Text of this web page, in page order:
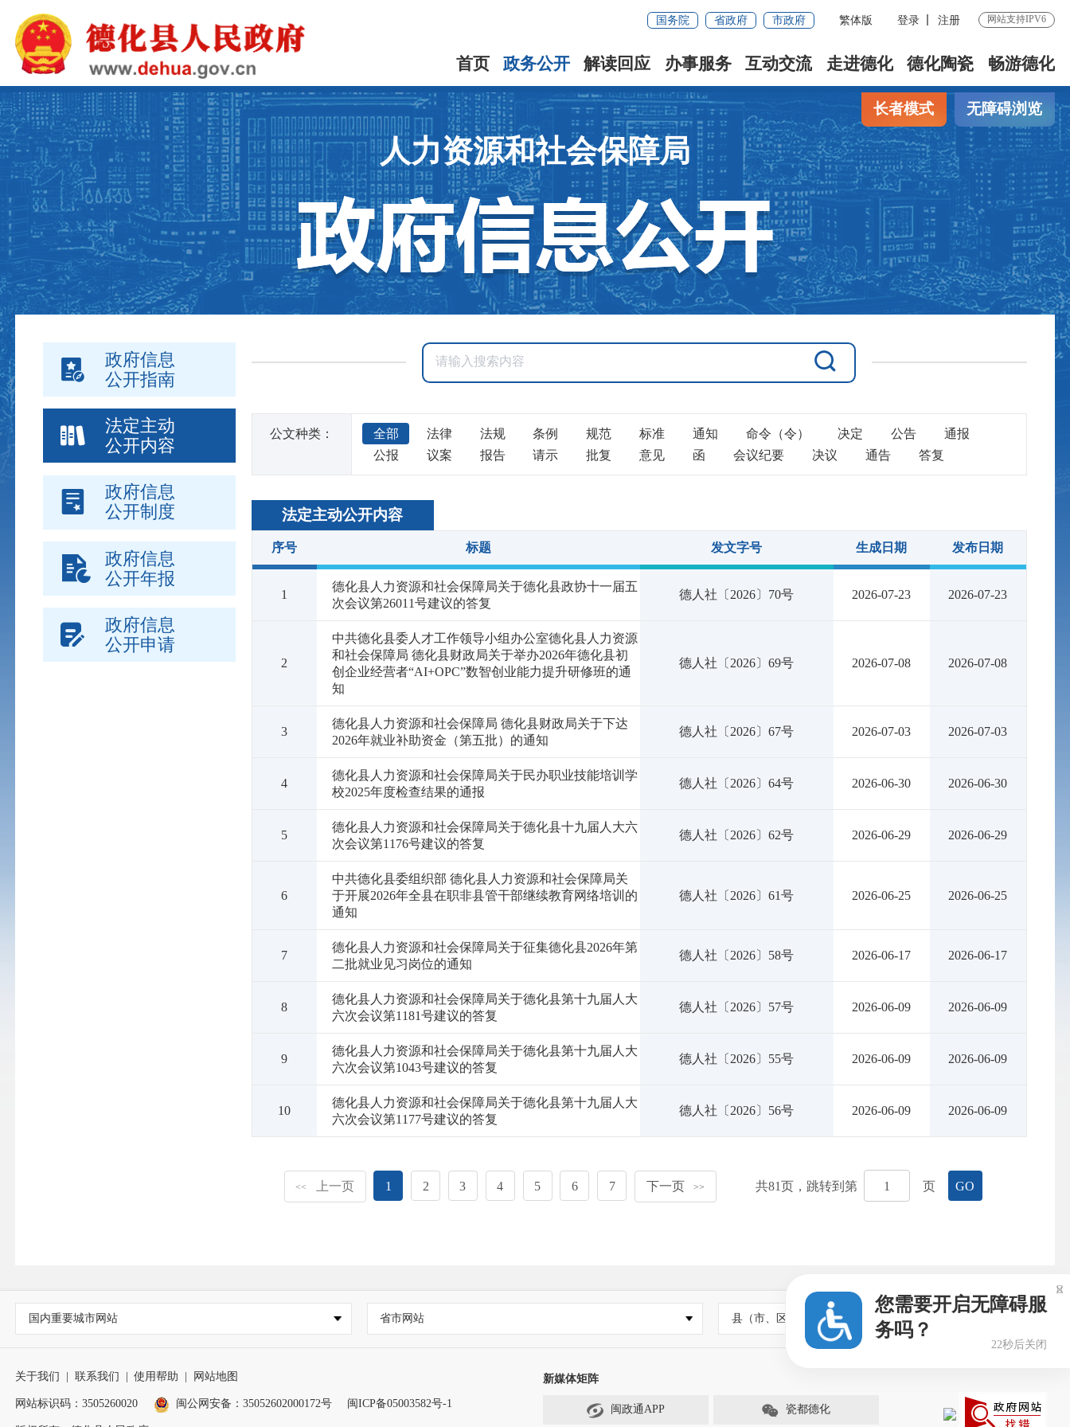
国务院 省政府 市政府 繁体版 登录 注册 网站支持IPV6
首页 政务公开 解读回应 办事服务 互动交流 走进德化 德化陶瓷 畅游德化
长者模式 无障碍浏览
人力资源和社会保障局
政府信息
公开指南
法定主动
公开内容
政府信息
公开制度
政府信息
公开年报
政府信息
公开申请
公文种类： 全部 法律 法规 条例 规范 标准 通知 命令（令） 决定 公告
通报
公报
议案 报告 请示 批复 意见 函 会议纪要 决议 通告 答复
法定主动公开内容
序号 标题 发文字号 生成日期 发布日期
1
德化县人力资源和社会保障局关于德化县政协十一届五
次会议第26011号建议的答复
德人社〔2026〕70号 2026-07-23 2026-07-23
2
中共德化县委人才工作领导小组办公室德化县人力资源
和社会保障局 德化县财政局关于举办2026年德化县初
创企业经营者“AI+OPC”数智创业能力提升研修班的通
知
德人社〔2026〕69号 2026-07-08 2026-07-08
3
德化县人力资源和社会保障局 德化县财政局关于下达
2026年就业补助资金（第五批）的通知
德人社〔2026〕67号 2026-07-03 2026-07-03
4
德化县人力资源和社会保障局关于民办职业技能培训学
校2025年度检查结果的通报
德人社〔2026〕64号 2026-06-30 2026-06-30
5
德化县人力资源和社会保障局关于德化县十九届人大六
次会议第1176号建议的答复
德人社〔2026〕62号 2026-06-29 2026-06-29
6
中共德化县委组织部 德化县人力资源和社会保障局关
于开展2026年全县在职非县管干部继续教育网络培训的
通知
德人社〔2026〕61号 2026-06-25 2026-06-25
7
德化县人力资源和社会保障局关于征集德化县2026年第
二批就业见习岗位的通知
德人社〔2026〕58号 2026-06-17 2026-06-17
8
德化县人力资源和社会保障局关于德化县第十九届人大
六次会议第1181号建议的答复
德人社〔2026〕57号 2026-06-09 2026-06-09
9
德化县人力资源和社会保障局关于德化县第十九届人大
六次会议第1043号建议的答复
德人社〔2026〕55号 2026-06-09 2026-06-09
10
德化县人力资源和社会保障局关于德化县第十九届人大
六次会议第1177号建议的答复
德人社〔2026〕56号 2026-06-09 2026-06-09
<< 上一页 1 2 3 4 5 6 7 下一页 >> 共81页，跳转到第 页 GO
国内重要城市网站 省市网站 县（市、区）政府网站
关于我们 联系我们 使用帮助 网站地图
网站标识码：3505260020 闽公网安备：35052602000172号 闽ICP备05003582号-1
新媒体矩阵
闽政通APP 瓷都德化
您需要开启无障碍服
务吗？
22秒后关闭
